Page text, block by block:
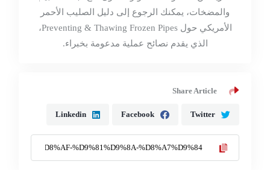
والمضخات، يمكنك الرجوع إلى دليل الصليب الأحمر
الأمريكي حول Preventing & Thawing Frozen Pipes،
الذي يقدم نصائح عملية مدعومة بخبراء.
Share Article
Twitter
Facebook
Linkedin